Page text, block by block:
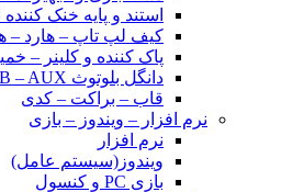
استند و پایه خنک
کیف لپ تاپ – هارد –
پاک کننده و کلینر –
دانگل بلوتوث USB – AUX
قاب – براکت – کدی
نرم افزار – ویندوز – بازی
نرم افزار
ویندوز(سیستم عامل)
بازی PC و کنسول